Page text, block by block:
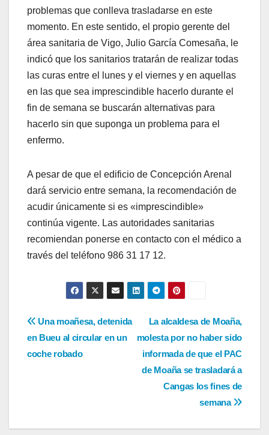
problemas que conlleva trasladarse en este
momento. En este sentido, el propio gerente del
área sanitaria de Vigo, Julio García Comesaña, le
indicó que los sanitarios tratarán de realizar todas
las curas entre el lunes y el viernes y en aquellas
en las que sea imprescindible hacerlo durante el
fin de semana se buscarán alternativas para
hacerlo sin que suponga un problema para el
enfermo.
A pesar de que el edificio de Concepción Arenal
dará servicio entre semana, la recomendación de
acudir únicamente si es «imprescindible»
continúa vigente. Las autoridades sanitarias
recomiendan ponerse en contacto con el médico a
través del teléfono 986 31 17 12.
Navegación
de
La alcaldesa de Moaña,
molesta por no haber sido
informada de que el PAC
de Moaña se trasladará a
Cangas los fines de
semana
Una moañesa, detenida
en Bueu al circular en un
coche robado